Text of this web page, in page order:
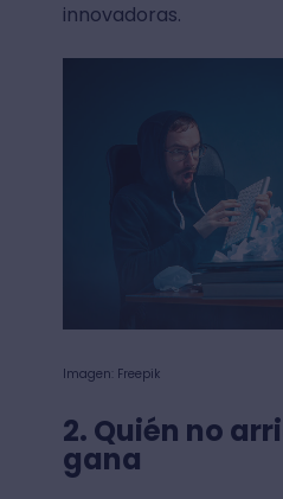
innovadoras.
Imagen: Freepik
2. Quién no
gana